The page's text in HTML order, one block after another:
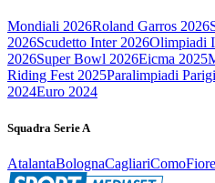
Mondiali 2026Roland Garros 2026
2026Scudetto Inter 2026Olimpiadi
2026Super Bowl 2026Eicma 2025
Riding Fest 2025Paralimpiadi
2024Euro 2024
Squadra Serie A
AtalantaBolognaCagliariComo